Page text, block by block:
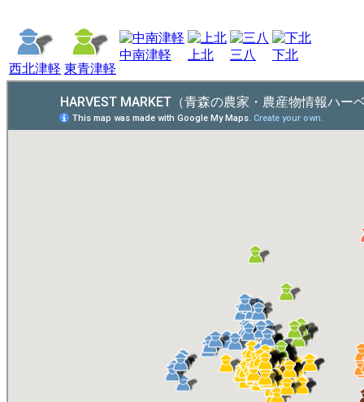
西北津軽 東青津軽
中南津軽 上北 三八 下北